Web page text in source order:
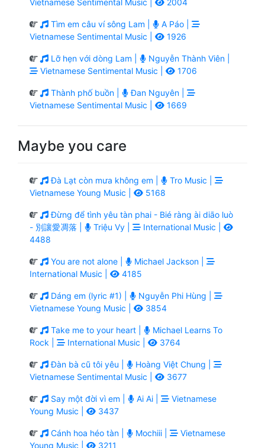
Tìm em câu ví sông Lam |
A Páo |
Vietnamese Sentimental Music |
1926
Lỡ hẹn với dòng Lam |
Nguyễn Thành Viên |
Vietnamese Sentimental Music |
1706
Thành phố buồn |
Đan Nguyên |
Vietnamese Sentimental Music |
1669
Maybe you care
Đà Lạt còn mưa không em |
Tro Music |
Vietnamese Young Music |
5168
Đừng để tình yêu tàn phai - Bié ràng ài diāo luò
- 別讓愛凋落 |
Triệu Vy |
International Music |
4488
You are not alone |
Michael Jackson |
International Music |
4185
Dáng em (lyric #1) |
Nguyễn Phi Hùng |
Vietnamese Young Music |
3854
Take me to your heart |
Michael Learns To
Rock |
International Music | 3764
Đàn bà cũ tôi yêu |
Hoàng Việt Chung |
Vietnamese Sentimental Music |
3677
Say một đời vì em | Ai Ai |
Vietnamese
Young Music |
3437
Cánh hoa héo tàn | Mochiii |
Vietnamese
Young Music |
3211